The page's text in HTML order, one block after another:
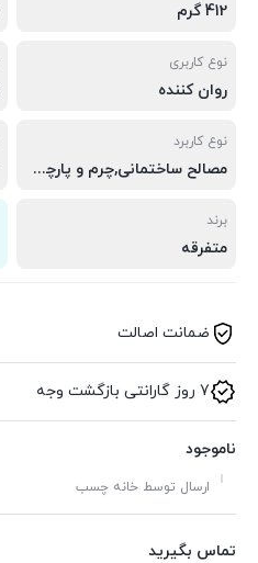
412 گرم
نوع کاربری
روان کننده
نوع کاربرد
مصالح ساختمانی,چرم و پارچه,شیشه,فلز,لوله‌کشی,درزگیر,کاشی، سرامیک و چینی,چوب
برند
متفرقه
ضمانت اصالت
7 روز گارانتی بازگشت وجه
ناموجود
ارسال توسط خانه چسب
تماس بگیرید